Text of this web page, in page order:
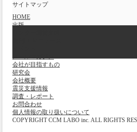
サイトマップ
HOME
出版
会社が目指すもの
研究会
会社概要
震災支援情報
調査・レポート
お問合わせ
個人情報の取り扱いについて
COPYRIGHT CCM LABO inc. ALL RIGHTS